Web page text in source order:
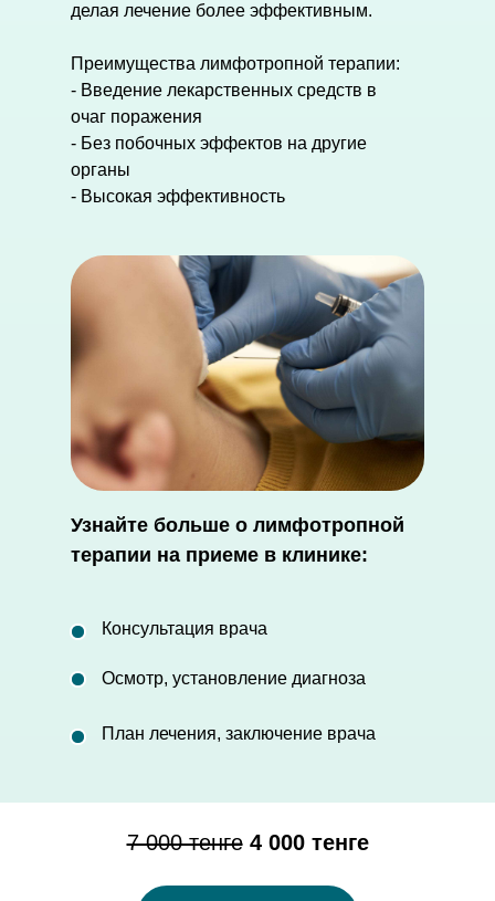
Осмотр, установление диагноза
Консультация врача
7 000 тенге4 000 тенге
Узнайте больше о лимфотропной
терапии на приеме в клинике:
делая лечение более эффективным.
Преимущества лимфотропной терапии:
- Введение лекарственных средств в
очаг поражения
- Без побочных эффектов на другие
органы
- Высокая эффективность
План лечения, заключение врача